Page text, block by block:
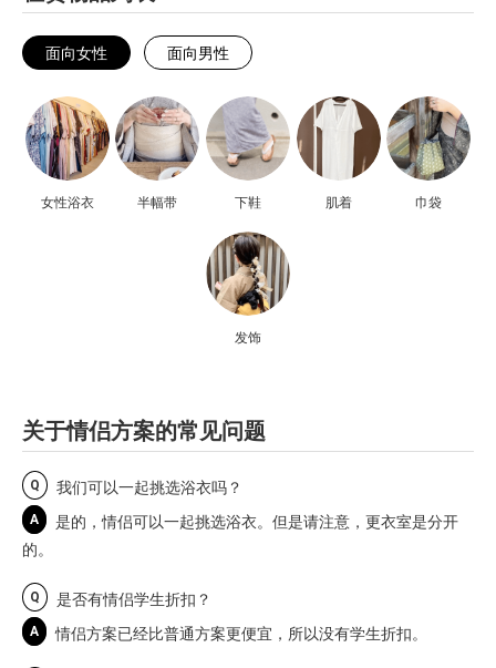
面向女性 面向男性
女性浴衣 半幅带 下鞋 肌着 巾袋
发饰
关于情侣方案的常见问题
Q 我们可以一起挑选浴衣吗？
A
是的，情侣可以一起挑选浴衣。但是请注意，更衣室是分开
的。
Q 是否有情侣学生折扣？
A 情侣方案已经比普通方案更便宜，所以没有学生折扣。